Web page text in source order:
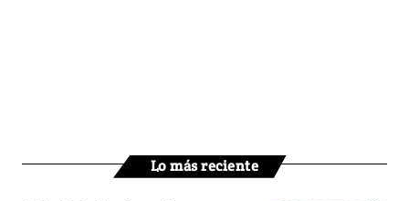
Lo más reciente